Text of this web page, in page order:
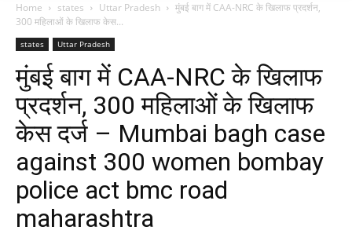
Home states Uttar Pradesh
मुंबई बाग में CAA-NRC के खिलाफ प्रदर्शन,
300 महिलाओं के खिलाफ केस...
states Uttar Pradesh
मुंबई बाग में CAA-NRC के खिलाफ
प्रदर्शन, 300 महिलाओं के खिलाफ
केस दर्ज – Mumbai bagh case
against 300 women bombay
police act bmc road
maharashtra